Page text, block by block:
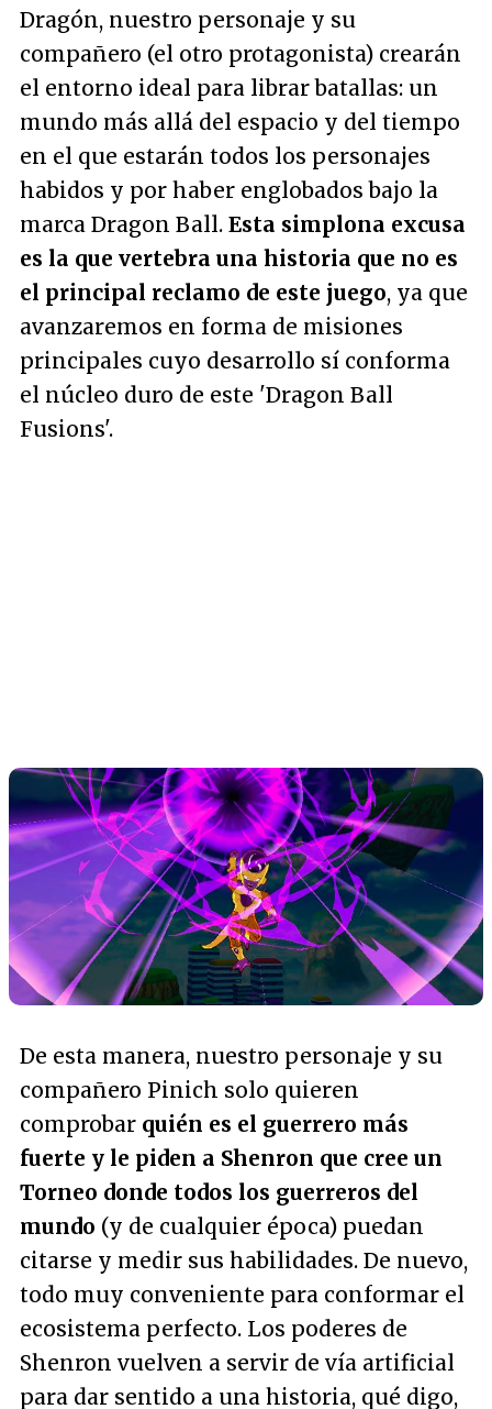
Dragón, nuestro personaje y su
compañero (el otro protagonista) crearán
el entorno ideal para librar batallas: un
mundo más allá del espacio y del tiempo
en el que estarán todos los personajes
habidos y por haber englobados bajo la
marca Dragon Ball. Esta simplona excusa
es la que vertebra una historia que no es
el principal reclamo de este juego, ya que
avanzaremos en forma de misiones
principales cuyo desarrollo sí conforma
el núcleo duro de este 'Dragon Ball
Fusions'.
De esta manera, nuestro personaje y su
compañero Pinich solo quieren
comprobar quién es el guerrero más
fuerte y le piden a Shenron que cree un
Torneo donde todos los guerreros del
mundo (y de cualquier época) puedan
citarse y medir sus habilidades. De nuevo,
todo muy conveniente para conformar el
ecosistema perfecto. Los poderes de
Shenron vuelven a servir de vía artificial
para dar sentido a una historia, qué digo,